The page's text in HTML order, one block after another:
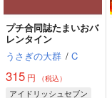
プチ合同誌たまいおバ
レンタイン
うさぎの大群 / C
315 円 （税込）
アイドリッシュセブン